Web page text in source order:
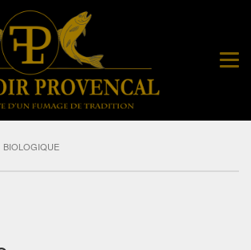
BIOLOGIQUE